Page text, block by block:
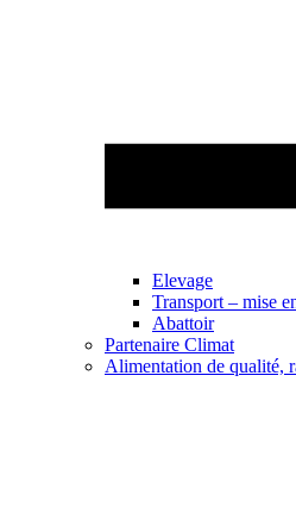
Elevage
Transport – mise
Abattoir
Partenaire Climat
Alimentation de qualité,